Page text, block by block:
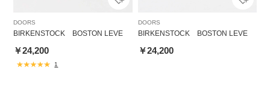
DOORS
BIRKENSTOCK BOSTON LEVE
￥24,200
1
DOORS
BIRKENSTOCK BOSTON LEVE
￥24,200